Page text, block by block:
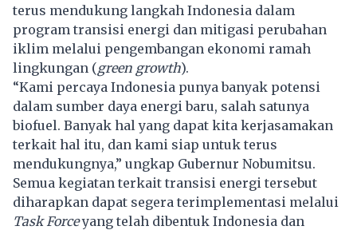
terus mendukung langkah Indonesia dalam
program transisi energi dan mitigasi perubahan
iklim melalui pengembangan ekonomi ramah
lingkungan (green growth).
“Kami percaya Indonesia punya banyak potensi
dalam sumber daya energi baru, salah satunya
biofuel. Banyak hal yang dapat kita kerjasamakan
terkait hal itu, dan kami siap untuk terus
mendukungnya,” ungkap Gubernur Nobumitsu.
Semua kegiatan terkait transisi energi tersebut
diharapkan dapat segera terimplementasi melalui
Task Forceyang telah dibentuk Indonesia dan